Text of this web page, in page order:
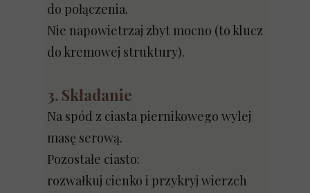
do połączenia.
Nie napowietrzaj zbyt mocno (to klucz
do kremowej struktury).
3. Składanie
Na spód z ciasta piernikowego wylej
masę serową.
Pozostałe ciasto:
rozwałkuj cienko i przykryj wierzch